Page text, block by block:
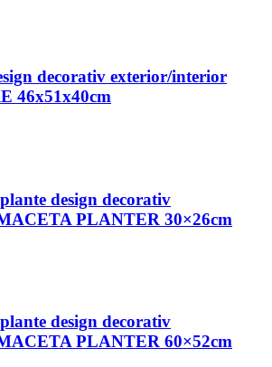
decorativ exterior/interior
46x51x40cm
design decorativ
PLANTER 30×26cm
design decorativ
PLANTER 60×52cm